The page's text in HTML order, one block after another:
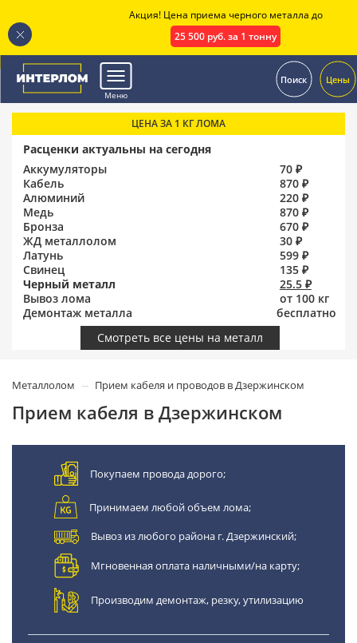
Меню
Поиск Цены
ЦЕНА ЗА 1 КГ ЛОМА
Расценки актуальны на сегодня
Аккумуляторы
70 ₽
Кабель
870 ₽
Алюминий
220 ₽
Медь
870 ₽
Бронза
670 ₽
ЖД металлолом
30 ₽
Латунь
599 ₽
Свинец
135 ₽
Черный металл
25.5 ₽
Вывоз лома
от 100 кг
Демонтаж металла
бесплатно
Смотреть все цены на металл
Металлолом Прием кабеля и проводов в Дзержинском
Прием кабеля в Дзержинском
Покупаем провода дорого;
Принимаем любой объем лома;
Вывоз из любого района г. Дзержинский;
Мгновенная оплата наличными/на карту;
Производим демонтаж, резку, утилизацию
Акция! Цена приема черного металла до
25 500 руб. за 1 тонну
.